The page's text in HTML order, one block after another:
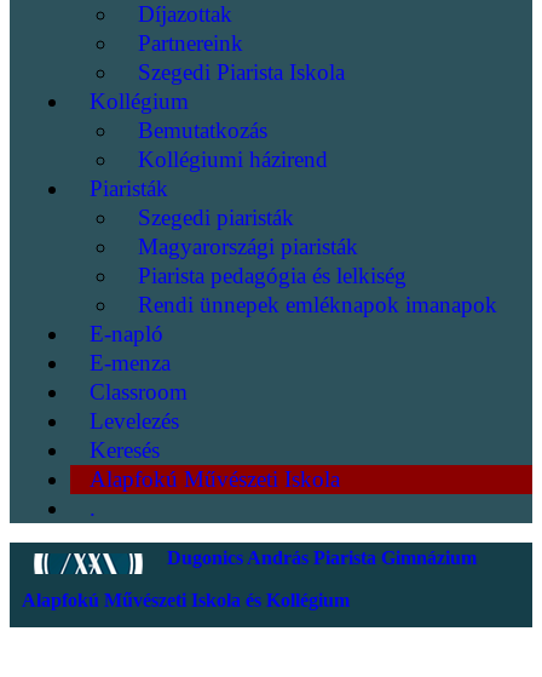
Díjazottak
Partnereink
Szegedi Piarista Iskola
Kollégium
Bemutatkozás
Kollégiumi házirend
Piaristák
Szegedi piaristák
Magyarországi piaristák
Piarista pedagógia és lelkiség
Rendi ünnepek emléknapok imanapok
E-napló
E-menza
Classroom
Levelezés
Keresés
Alapfokú Művészeti Iskola
.
Dugonics András Piarista Gimnázium
Alapfokú Művészeti Iskola és Kollégium